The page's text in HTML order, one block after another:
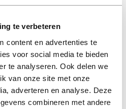
te verbeteren
content en advertenties te
voor social media te bieden
te analyseren. Ook delen we
van onze site met onze
adverteren en analyse. Deze
combineren met andere
€ 43,50
Paperback - 2018